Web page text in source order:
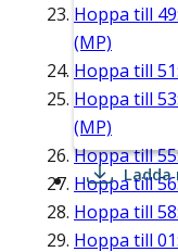
Hoppa till
(MP)
Hoppa till
Hoppa till
(MP)
Hoppa till
Hoppa till
Hoppa till
Hoppa till
Ladda